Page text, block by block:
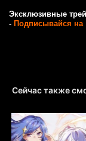
Эксклюзивные
- Подписывайся на
Сейчас также